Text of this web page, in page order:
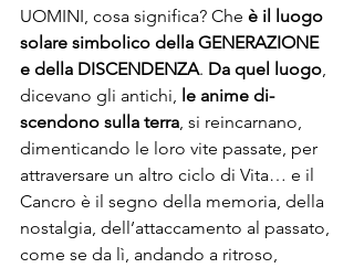
UOMINI, cosa significa? Che è il luogo
solare simbolico della GENERAZIONE
e della DISCENDENZA. Da quel luogo,
dicevano gli antichi, le anime di-
scendono sulla terra, si reincarnano,
dimenticando le loro vite passate, per
attraversare un altro ciclo di Vita… e il
Cancro è il segno della memoria, della
nostalgia, dell’attaccamento al passato,
come se da lì, andando a ritroso,